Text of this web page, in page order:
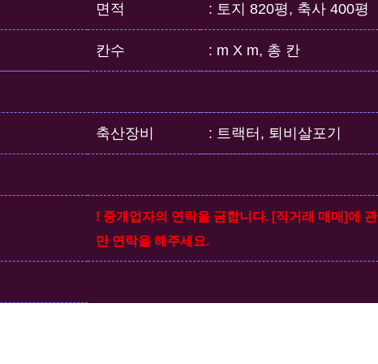
면적 : 토지 820평, 축사 400평
칸수 : m X m, 총 칸
축산장비 : 트랙터, 퇴비살포기
! 중개업자의 연락을 금합니다. [직거래 매매]에
만 연락을 해주세요.